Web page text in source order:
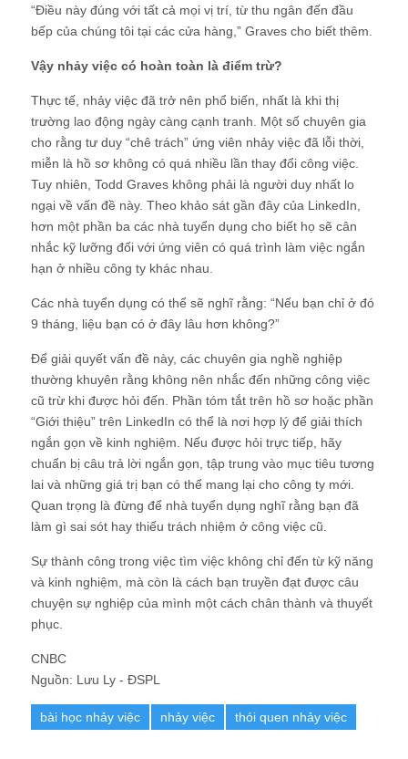
“Điều này đúng với tất cả mọi vị trí, từ thu ngân đến đầu
bếp của chúng tôi tại các cửa hàng,” Graves cho biết thêm.
Vậy nhảy việc có hoàn toàn là điểm trừ?
Thực tế, nhảy việc đã trở nên phổ biến, nhất là khi thị
trường lao động ngày càng cạnh tranh. Một số chuyên gia
cho rằng tư duy “chê trách” ứng viên nhảy việc đã lỗi thời,
miễn là hồ sơ không có quá nhiều lần thay đổi công việc.
Tuy nhiên, Todd Graves không phải là người duy nhất lo
ngại về vấn đề này. Theo khảo sát gần đây của LinkedIn,
hơn một phần ba các nhà tuyển dụng cho biết họ sẽ cân
nhắc kỹ lưỡng đối với ứng viên có quá trình làm việc ngắn
hạn ở nhiều công ty khác nhau.
Các nhà tuyển dụng có thể sẽ nghĩ rằng: “Nếu bạn chỉ ở đó
9 tháng, liệu bạn có ở đây lâu hơn không?”
Để giải quyết vấn đề này, các chuyên gia nghề nghiệp
thường khuyên rằng không nên nhắc đến những công việc
cũ trừ khi được hỏi đến. Phần tóm tắt trên hồ sơ hoặc phần
“Giới thiệu” trên LinkedIn có thể là nơi hợp lý để giải thích
ngắn gọn về kinh nghiệm. Nếu được hỏi trực tiếp, hãy
chuẩn bị câu trả lời ngắn gọn, tập trung vào mục tiêu tương
lai và những giá trị bạn có thể mang lại cho công ty mới.
Quan trọng là đừng để nhà tuyển dụng nghĩ rằng bạn đã
làm gì sai sót hay thiếu trách nhiệm ở công việc cũ.
Sự thành công trong việc tìm việc không chỉ đến từ kỹ năng
và kinh nghiệm, mà còn là cách bạn truyền đạt được câu
chuyện sự nghiệp của mình một cách chân thành và thuyết
phục.
CNBC
Nguồn: Lưu Ly - ĐSPL
bài học nhảy việc nhảy việc thói quen nhảy việc